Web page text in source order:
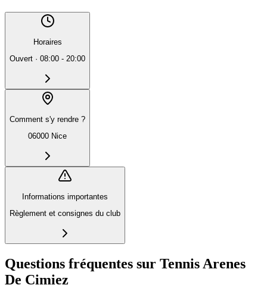
Horaires
Ouvert · 08:00 - 20:00
Comment s'y rendre ?
06000 Nice
Informations importantes
Règlement et consignes du club
Questions fréquentes sur Tennis Arenes
De Cimiez